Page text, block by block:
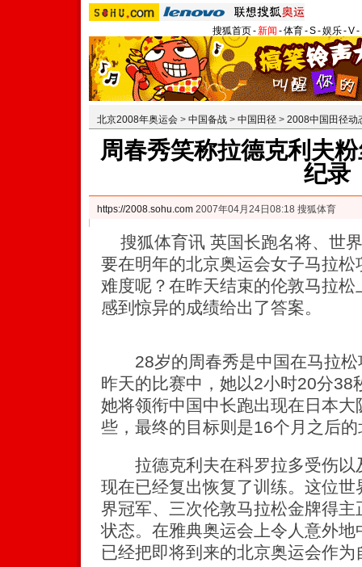
搜狐首页-新闻 -体育-S-娱乐-V-
北京2008年奥运会 > 中国备战 > 中国田径 > 2008中国田径动
周春秀笑称拉德克利夫
纪录
https://2008.sohu.com 2007年04月24日08:18 搜狐体育
搜狐体育讯 英国长跑名将、世
要在明年的北京奥运会女子马拉
难度呢？在昨天结束的伦敦马拉
感到惊异的成绩给出了答案。
28岁的周春秀是中国在马拉松
昨天的比赛中，她以2小时20分38
她将领衔中国中长跑出现在日本
些，最终的目标则是16个月之后
拉德克利夫在科罗拉多受伤以
现在已经复出恢复了训练。这位
界冠军、三次伦敦马拉松金牌得
状态。在雅典奥运会上令人意外
已经把即将到来的北京奥运会作